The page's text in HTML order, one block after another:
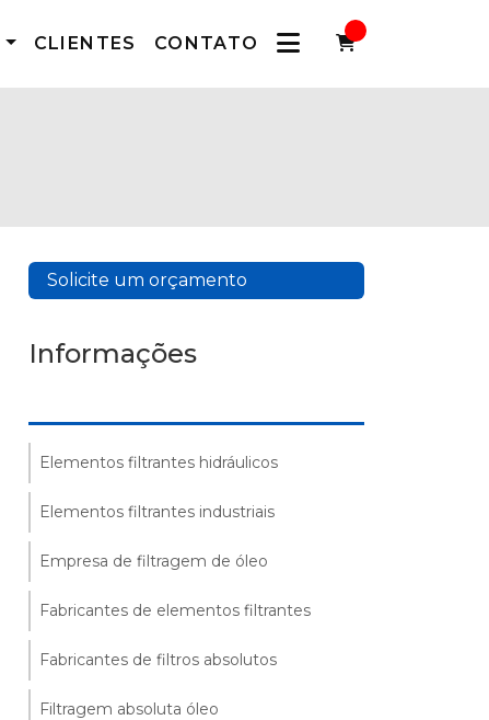
CLIENTES CONTATO
Solicite um orçamento
Informações
Elementos filtrantes hidráulicos
Elementos filtrantes industriais
Empresa de filtragem de óleo
Fabricantes de elementos filtrantes
Fabricantes de filtros absolutos
Filtragem absoluta óleo